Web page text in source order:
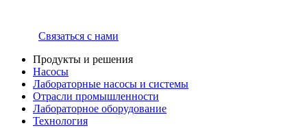
Связаться с нами
Продукты и решения
Насосы
Лабораторные насосы и системы
Отрасли промышленности
Лабораторное оборудование
Технология